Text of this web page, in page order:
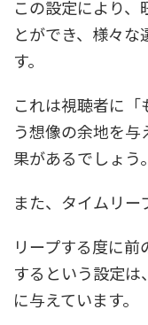
この設定により
とができ、様々
す。
これは視聴者に
う想像の余地を
果があるでしょう。
また、タイムリー
リープする度に
するという設定は
に与えています。